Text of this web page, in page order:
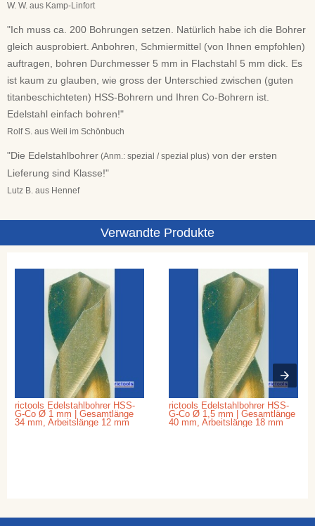
W. W. aus Kamp-Linfort
"Ich muss ca. 200 Bohrungen setzen. Natürlich habe ich die Bohrer
gleich ausprobiert. Anbohren, Schmiermittel (von Ihnen empfohlen)
auftragen, bohren Durchmesser 5 mm in Flachstahl 5 mm dick. Es
ist kaum zu glauben, wie gross der Unterschied zwischen (guten
titanbeschichteten) HSS-Bohrern und Ihren Co-Bohrern ist.
Edelstahl einfach bohren!"
Rolf S. aus Weil im Schönbuch
"Die Edelstahlbohrer (Anm.: spezial / spezial plus) von der ersten
Lieferung sind Klasse!"
Lutz B. aus Hennef
Verwandte Produkte
rictools Edelstahlbohrer HSS-
G-Co Ø 1 mm | Gesamtlänge
34 mm, Arbeitslänge 12 mm
rictools Edelstahlbohrer HSS-
G-Co Ø 1,5 mm | Gesamtlänge
40 mm, Arbeitslänge 18 mm